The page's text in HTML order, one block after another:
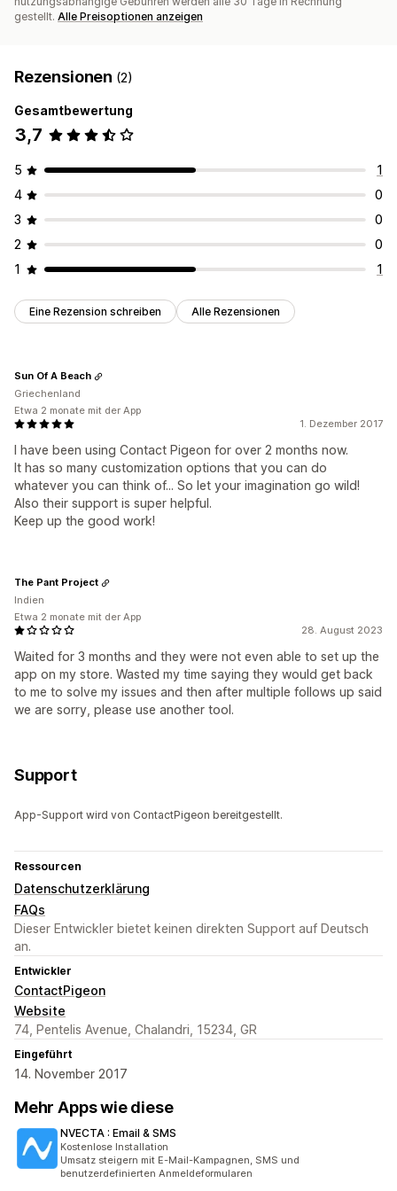
gestellt. Alle Preisoptionen anzeigen
Rezensionen (2)
Gesamtbewertung
3,7
5
1
4
0
3
0
2
0
1
1
Eine Rezension schreiben Alle Rezensionen
1. Dezember 2017
I have been using Contact Pigeon for over 2 months now.
It has so many customization options that you can do
whatever you can think of... So let your imagination go wild!
Also their support is super helpful.
Keep up the good work!
Sun Of A Beach
Griechenland
Etwa 2 monate mit der App
28. August 2023
Waited for 3 months and they were not even able to set up the
app on my store. Wasted my time saying they would get back
to me to solve my issues and then after multiple follows up said
we are sorry, please use another tool.
The Pant Project
Indien
Etwa 2 monate mit der App
Support
App-Support wird von ContactPigeon bereitgestellt.
Ressourcen
Datenschutzerklärung
FAQs
Dieser Entwickler bietet keinen direkten Support auf Deutsch
an.
Entwickler
ContactPigeon
Website
74, Pentelis Avenue, Chalandri, 15234, GR
Eingeführt
14. November 2017
Mehr Apps wie diese
NVECTA : Email & SMS
Kostenlose Installation
Umsatz steigern mit E-Mail-Kampagnen, SMS und
benutzerdefinierten Anmeldeformularen